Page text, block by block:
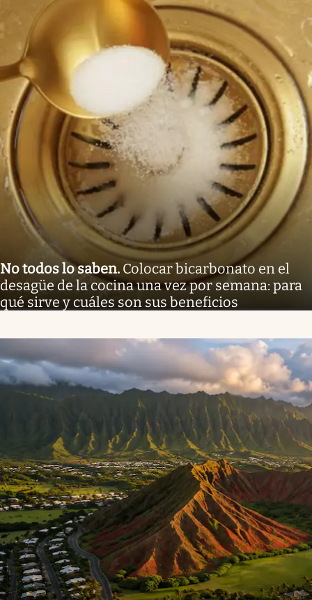
No todos lo saben. Colocar bicarbonato en el
desagüe de la cocina una vez por semana: para
qué sirve y cuáles son sus beneficios